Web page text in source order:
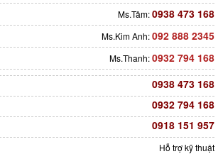
Ms.Tâm:0938 473 168
Ms.Kim Anh:092 888 2345
Ms.Thanh:0932 794 168
0938 473 168
0932 794 168
0918 151 957
Hỗ trợ kỹ thuật